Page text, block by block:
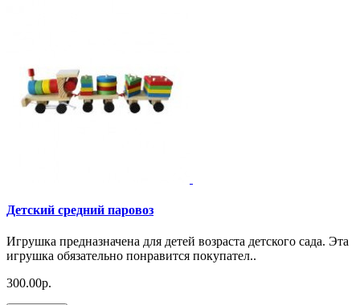
Детский средний паровоз
Игрушка предназначена для детей возраста детского сада. Эта
игрушка обязательно понравится покупател..
300.00р.